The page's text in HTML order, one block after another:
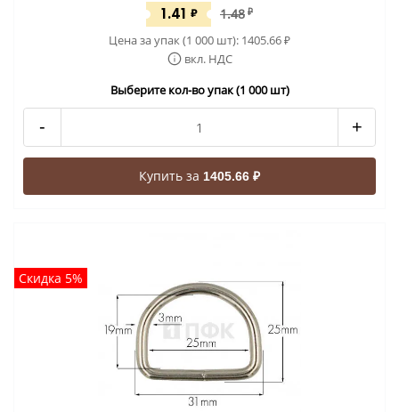
1.41 ₽ 1.48 ₽
Цена за упак (1 000 шт): 1405.66₽
вкл. НДС
Выберите кол-во упак (1 000 шт)
- +
Купить за 1405.66 ₽
Скидка 5%